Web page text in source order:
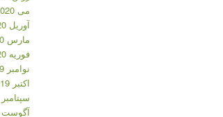
می 2020
آوریل 2020
مارس 2020
فوریه 2020
نوامبر 2019
اکتبر 2019
سپتامبر 2019
آگوست 2019